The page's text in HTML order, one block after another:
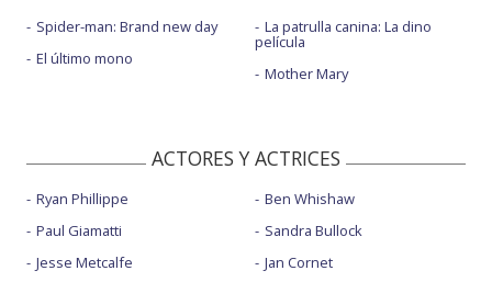
Spider-man: Brand new day
El último mono
La patrulla canina: La dino
película
Mother Mary
ACTORES Y ACTRICES
Ryan Phillippe
Paul Giamatti
Jesse Metcalfe
Ben Whishaw
Sandra Bullock
Jan Cornet